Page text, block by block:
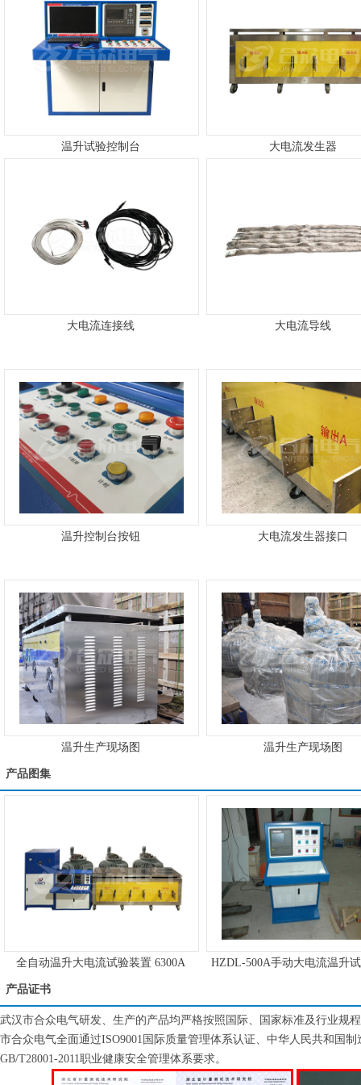
温升试验控制台 大电流发生器
大电流连接线 大电流导线
温升控制台按钮 大电流发生器接口
温升生产现场图 温升生产现场图
产品图集
全自动温升大电流试验装置 6300A HZDL-500A手动大电流温升
产品证书
武汉市合众电气研发、生产的产品均严格按照国际、国家标准及行业规
市合众电气全面通过ISO9001国际质量管理体系认证、中华人民共和国
GB/T28001-2011职业健康安全管理体系要求。